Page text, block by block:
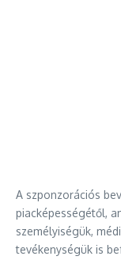
A szponzorációs
piacképességétől,
személyiségük,
tevékenységük is